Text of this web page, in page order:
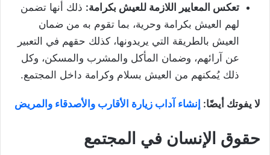
تعكس المعايير اللازمة للعيش بكرامة: ذلك أنها تضمن
لهم العيش بكرامة وحرية، بما تقوم به من ضمان
العيش بالطريقة التي يريدونها، كذلك حقهم في التعبير
عن آرائهم، وضمان المأكل والمشرب والمسكن، وكل
ذلك يُمكنهم من العيش بسلام وكرامة داخل المجتمع.
لا يفوتك أيضًا: إنشاء آداب زيارة الأقارب والأصدقاء والمريض
حقوق الإنسان في المجتمع